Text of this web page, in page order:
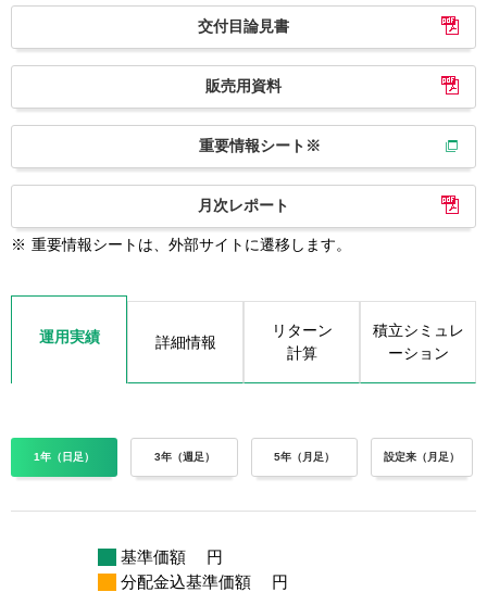
交付目論見書
販売用資料
重要情報シート※
月次レポート
※ 重要情報シートは、外部サイトに遷移します。
運用実績 詳細情報
リターン
計算
積立シミュレ
ーション
1年（日足） 3年（週足） 5年（月足） 設定来（月足）
基準価額
円
分配金込基準価額
円